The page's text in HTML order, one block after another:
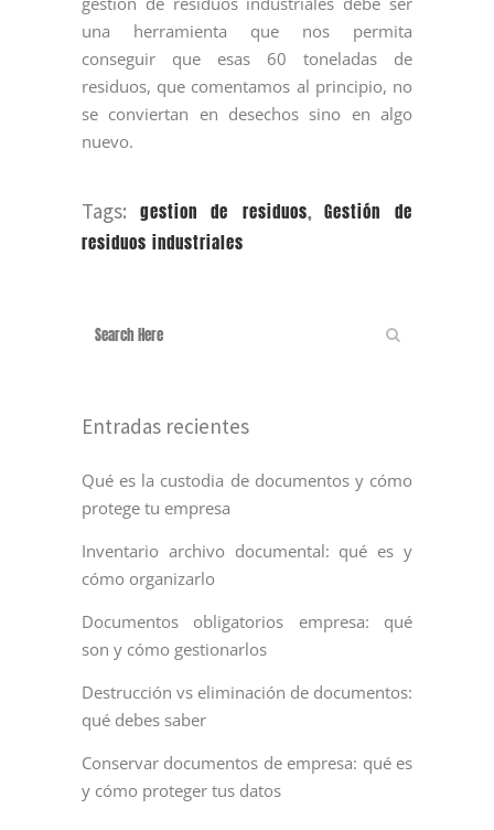
una herramienta que nos permita
conseguir que esas 60 toneladas de
residuos, que comentamos al principio, no
se conviertan en desechos sino en algo
nuevo.
Tags: gestion de residuos,Gestión de
residuos industriales
Entradas recientes
Qué es la custodia de documentos y cómo
protege tu empresa
Inventario archivo documental: qué es y
cómo organizarlo
Documentos obligatorios empresa: qué
son y cómo gestionarlos
Destrucción vs eliminación de documentos:
qué debes saber
Conservar documentos de empresa: qué es
y cómo proteger tus datos